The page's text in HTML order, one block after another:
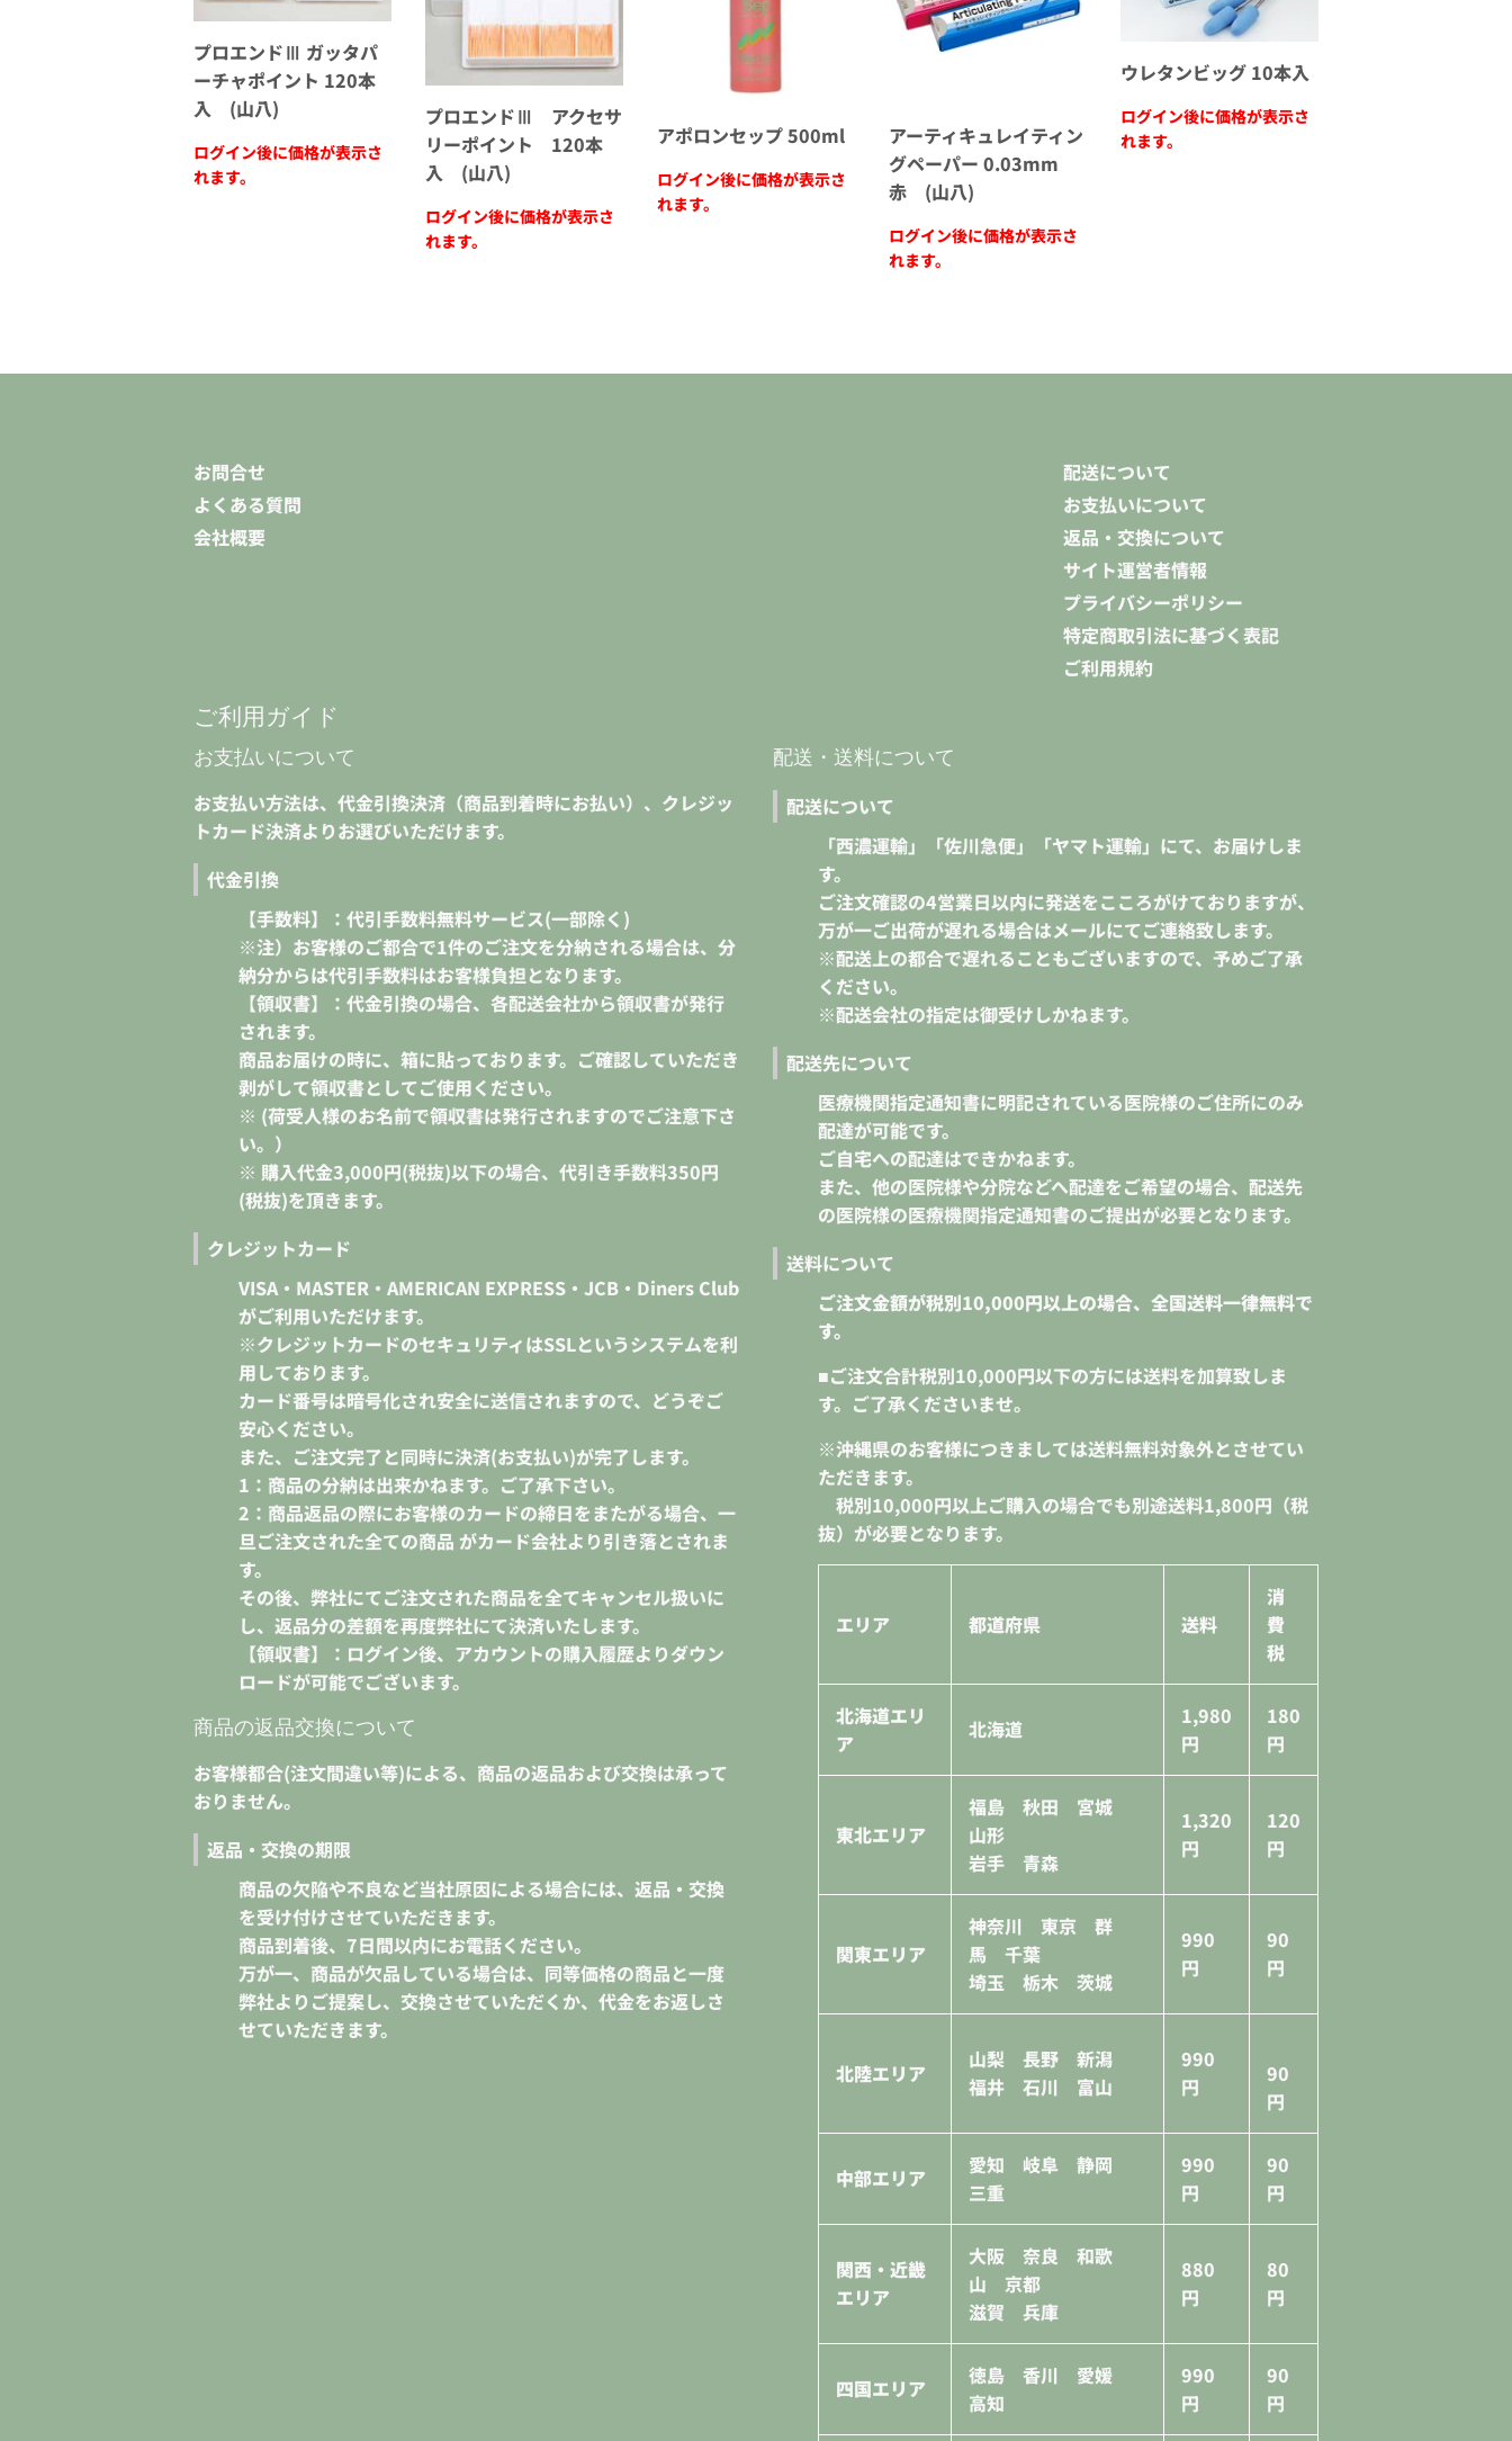
プロエンドⅢ ガッタパ
ーチャポイント 120本
入 (山八)
ログイン後に価格が表示さ
れます。
プロエンドⅢ アクセサ
リーポイント 120本
入 (山八)
ログイン後に価格が表示さ
れます。
アポロンセップ 500ml
ログイン後に価格が表示さ
れます。
アーティキュレイティン
グペーパー 0.03mm
赤 (山八)
ログイン後に価格が表示さ
れます。
ウレタンビッグ 10本入
ログイン後に価格が表示さ
れます。
お問合せ
よくある質問
会社概要
配送について
お支払いについて
返品・交換について
サイト運営者情報
プライバシーポリシー
特定商取引法に基づく表記
ご利用規約
ご利用ガイド
お支払いについて
お支払い方法は、代金引換決済（商品到着時にお払い）、クレジッ
トカード決済よりお選びいただけます。
代金引換
【手数料】：代引手数料無料サービス(一部除く)
※注）お客様のご都合で1件のご注文を分納される場合は、分
納分からは代引手数料はお客様負担となります。
【領収書】：代金引換の場合、各配送会社から領収書が発行
されます。
商品お届けの時に、箱に貼っております。ご確認していただき
剥がして領収書としてご使用ください。
※ (荷受人様のお名前で領収書は発行されますのでご注意下さ
い。）
※ 購入代金3,000円(税抜)以下の場合、代引き手数料350円
(税抜)を頂きます。
クレジットカード
VISA・MASTER・AMERICAN EXPRESS・JCB・Diners Club
がご利用いただけます。
※クレジットカードのセキュリティはSSLというシステムを利
用しております。
カード番号は暗号化され安全に送信されますので、どうぞご
安心ください。
また、ご注文完了と同時に決済(お支払い)が完了します。
1：商品の分納は出来かねます。ご了承下さい。
2：商品返品の際にお客様のカードの締日をまたがる場合、一
旦ご注文された全ての商品 がカード会社より引き落とされま
す。
その後、弊社にてご注文された商品を全てキャンセル扱いに
し、返品分の差額を再度弊社にて決済いたします。
【領収書】：ログイン後、アカウントの購入履歴よりダウン
ロードが可能でございます。
商品の返品交換について
お客様都合(注文間違い等)による、商品の返品および交換は承って
おりません。
返品・交換の期限
商品の欠陥や不良など当社原因による場合には、返品・交換
を受け付けさせていただきます。
商品到着後、7日間以内にお電話ください。
万が一、商品が欠品している場合は、同等価格の商品と一度
弊社よりご提案し、交換させていただくか、代金をお返しさ
せていただきます。
配送・送料について
配送について
「西濃運輸」「佐川急便」「ヤマト運輸」にて、お届けしま
す。
ご注文確認の4営業日以内に発送をこころがけておりますが、
万が一ご出荷が遅れる場合はメールにてご連絡致します。
※配送上の都合で遅れることもございますので、予めご了承
ください。
※配送会社の指定は御受けしかねます。
配送先について
医療機関指定通知書に明記されている医院様のご住所にのみ
配達が可能です。
ご自宅への配達はできかねます。
また、他の医院様や分院などへ配達をご希望の場合、配送先
の医院様の医療機関指定通知書のご提出が必要となります。
送料について
ご注文金額が税別10,000円以上の場合、全国送料一律無料で
す。
■ご注文合計税別10,000円以下の方には送料を加算致しま
す。ご了承くださいませ。
※沖縄県のお客様につきましては送料無料対象外とさせてい
ただきます。
税別10,000円以上ご購入の場合でも別途送料1,800円（税
抜）が必要となります。
エリア 都道府県 送料
消
費
税
北海道エリ
ア
北海道
1,980
円
180
円
東北エリア
福島 秋田 宮城
山形
岩手 青森
1,320
円
120
円
関東エリア
神奈川 東京 群
馬 千葉
埼玉 栃木 茨城
990
円
90
円
北陸エリア
山梨 長野 新潟
福井 石川 富山
990
円
90
円
中部エリア
愛知 岐阜 静岡
三重
990
円
90
円
関西・近畿
エリア
大阪 奈良 和歌
山 京都
滋賀 兵庫
880
円
80
円
四国エリア
徳島 香川 愛媛
高知
990
円
90
円